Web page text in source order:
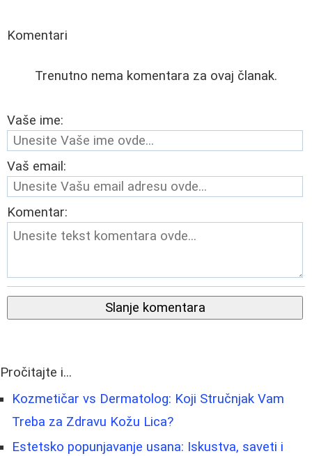
Komentari
Trenutno nema komentara za ovaj članak.
Vaše ime:
Vaš email:
Komentar:
Slanje komentara
Pročitajte i...
Kozmetičar vs Dermatolog: Koji Stručnjak Vam
Treba za Zdravu Kožu Lica?
Estetsko popunjavanje usana: Iskustva, saveti i